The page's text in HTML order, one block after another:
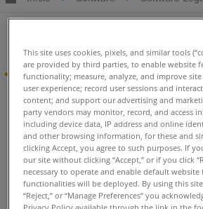
FARO Crash & Crime Zone
Desde 15 de julho de 2017, o
Crime Zone foi suspenso. Este
LegadoA FARO oferece suporte a
período de tempo declarado em seu
Esses artigos permanecerão
conveniência durante esse período.
informações, consulte:Anúncio da
This site uses cookies, pixels, and similar tools
are provided by third parties, to enable website
functionality; measure, analyze, and improve
user experience; record user sessions and
content; and support our advertising and
party vendors may monitor, record, and access
including device data, IP address and online
and other browsing information, for these and
clicking Accept, you agree to such purposes. If
our site without clicking “Accept,” or if you click
necessary to operate and enable default website
functionalities will be deployed. By using this site
“Reject,” or “Manage Preferences” you